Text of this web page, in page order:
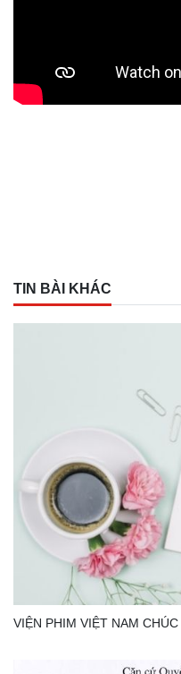
TIN BÀI KHÁC
VIỆN PHIM VIỆT NAM